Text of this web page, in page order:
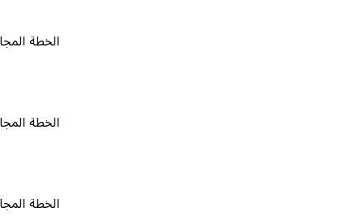
الخطة المجانية ٠
الخطة المجانية ٠
الخطة المجانية ٠